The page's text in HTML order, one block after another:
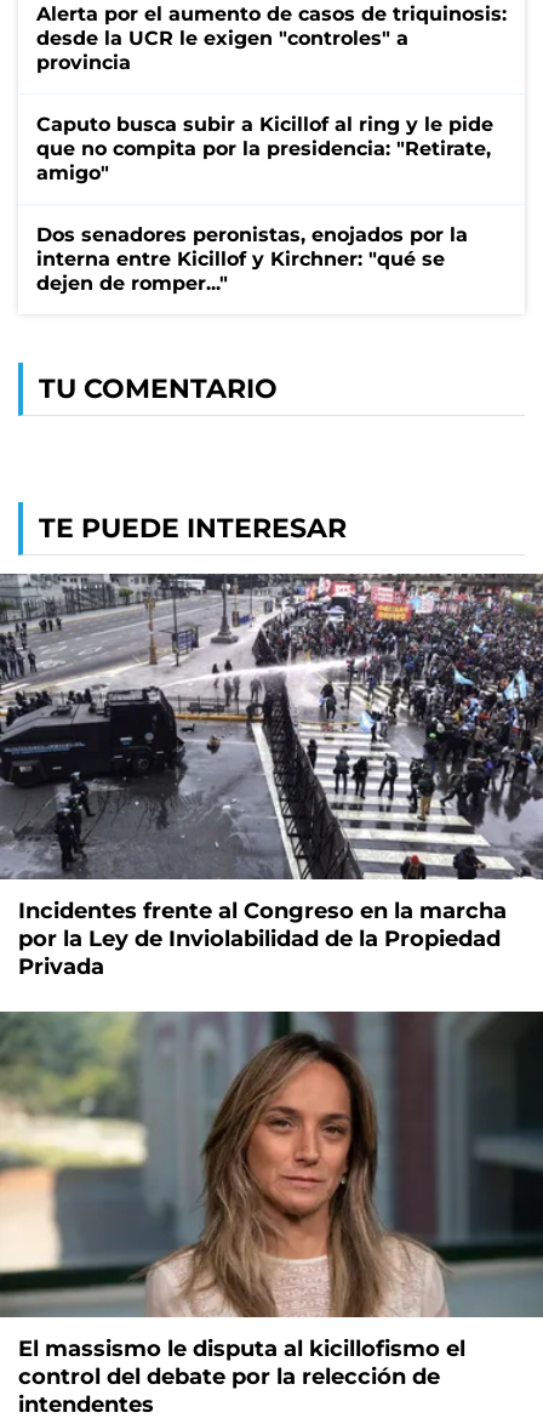
Alerta por el aumento de casos de triquinosis:
desde la UCR le exigen "controles" a
provincia
Caputo busca subir a Kicillof al ring y le pide
que no compita por la presidencia: "Retirate,
amigo"
Dos senadores peronistas, enojados por la
interna entre Kicillof y Kirchner: "qué se
dejen de romper..."
TU COMENTARIO
TE PUEDE INTERESAR
Incidentes frente al Congreso en la marcha
por la Ley de Inviolabilidad de la Propiedad
Privada
El massismo le disputa al kicillofismo el
control del debate por la relección de
intendentes